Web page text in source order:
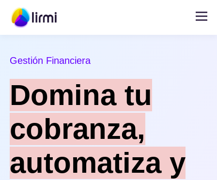
Gestión Financiera
Domina tu
cobranza,
automatiza y